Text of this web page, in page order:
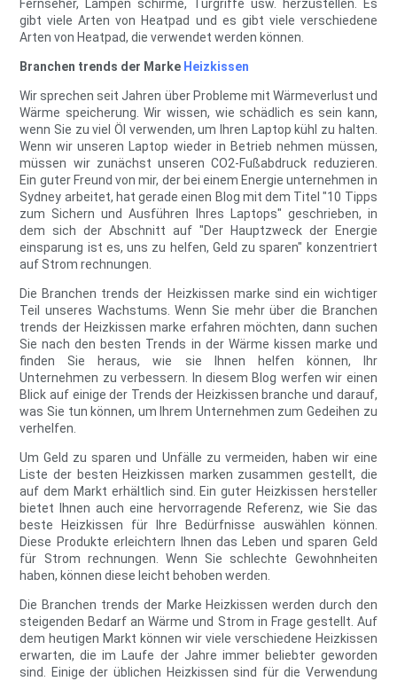
Fernseher, Lampen schirme, Türgriffe usw. herzustellen. Es
gibt viele Arten von Heatpad und es gibt viele verschiedene
Arten von Heatpad, die verwendet werden können.
Branchen trends der Marke Heizkissen
Wir sprechen seit Jahren über Probleme mit Wärmeverlust und
Wärme speicherung. Wir wissen, wie schädlich es sein kann,
wenn Sie zu viel Öl verwenden, um Ihren Laptop kühl zu halten.
Wenn wir unseren Laptop wieder in Betrieb nehmen müssen,
müssen wir zunächst unseren CO2-Fußabdruck reduzieren.
Ein guter Freund von mir, der bei einem Energie unternehmen in
Sydney arbeitet, hat gerade einen Blog mit dem Titel "10 Tipps
zum Sichern und Ausführen Ihres Laptops" geschrieben, in
dem sich der Abschnitt auf "Der Hauptzweck der Energie
einsparung ist es, uns zu helfen, Geld zu sparen" konzentriert
auf Strom rechnungen.
Die Branchen trends der Heizkissen marke sind ein wichtiger
Teil unseres Wachstums. Wenn Sie mehr über die Branchen
trends der Heizkissen marke erfahren möchten, dann suchen
Sie nach den besten Trends in der Wärme kissen marke und
finden Sie heraus, wie sie Ihnen helfen können, Ihr
Unternehmen zu verbessern. In diesem Blog werfen wir einen
Blick auf einige der Trends der Heizkissen branche und darauf,
was Sie tun können, um Ihrem Unternehmen zum Gedeihen zu
verhelfen.
Um Geld zu sparen und Unfälle zu vermeiden, haben wir eine
Liste der besten Heizkissen marken zusammen gestellt, die
auf dem Markt erhältlich sind. Ein guter Heizkissen hersteller
bietet Ihnen auch eine hervorragende Referenz, wie Sie das
beste Heizkissen für Ihre Bedürfnisse auswählen können.
Diese Produkte erleichtern Ihnen das Leben und sparen Geld
für Strom rechnungen. Wenn Sie schlechte Gewohnheiten
haben, können diese leicht behoben werden.
Die Branchen trends der Marke Heizkissen werden durch den
steigenden Bedarf an Wärme und Strom in Frage gestellt. Auf
dem heutigen Markt können wir viele verschiedene Heizkissen
erwarten, die im Laufe der Jahre immer beliebter geworden
sind. Einige der üblichen Heizkissen sind für die Verwendung